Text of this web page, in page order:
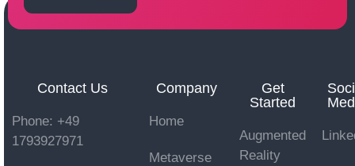
Contact Us
Phone: +49
1793927971
Company
Home
Metaverse
Get
Started
Augmented
Reality